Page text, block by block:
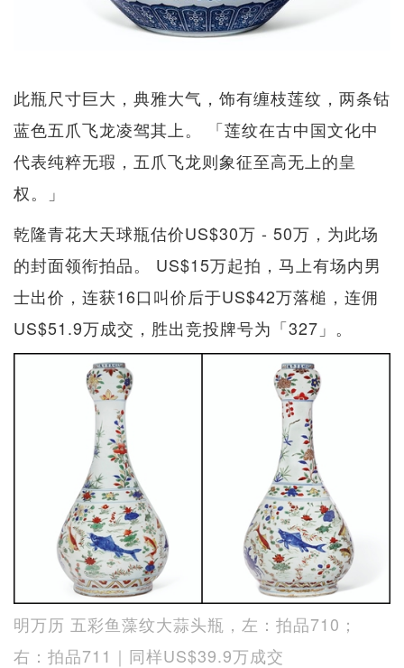
此瓶尺寸巨大，典雅大气，饰有缠枝莲纹，两条钴
蓝色五爪飞龙凌驾其上。 「莲纹在古中国文化中
代表纯粹无瑕，五爪飞龙则象征至高无上的皇
权。」
乾隆青花大天球瓶估价US$30万 - 50万，为此场
的封面领衔拍品。 US$15万起拍，马上有场内男
士出价，连获16口叫价后于US$42万落槌，连佣
US$51.9万成交，胜出竞投牌号为「327」。
明万历 五彩鱼藻纹大蒜头瓶，左：拍品710；
右：拍品711｜同样US$39.9万成交